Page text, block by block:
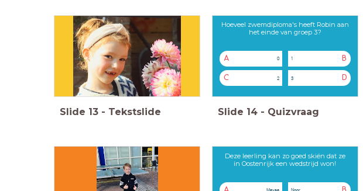
Slide 13 - Tekstslide
Hoeveel zwemdiploma's heeft Robin aan
het einde van groep 3?
A 0 B
1
C 2 D
3
Slide 14 - Quizvraag
Deze leerling kan zo goed skiën dat ze
in Oostenrijk een wedstrijd won!
Maysa Noor